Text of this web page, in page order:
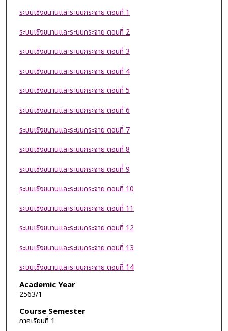
ระบบเชิงขนานและระบบกระจาย ตอนที่ 1
ระบบเชิงขนานและระบบกระจาย ตอนที่ 2
ระบบเชิงขนานและระบบกระจาย ตอนที่ 3
ระบบเชิงขนานและระบบกระจาย ตอนที่ 4
ระบบเชิงขนานและระบบกระจาย ตอนที่ 5
ระบบเชิงขนานและระบบกระจาย ตอนที่ 6
ระบบเชิงขนานและระบบกระจาย ตอนที่ 7
ระบบเชิงขนานและระบบกระจาย ตอนที่ 8
ระบบเชิงขนานและระบบกระจาย ตอนที่ 9
ระบบเชิงขนานและระบบกระจาย ตอนที่ 10
ระบบเชิงขนานและระบบกระจาย ตอนที่ 11
ระบบเชิงขนานและระบบกระจาย ตอนที่ 12
ระบบเชิงขนานและระบบกระจาย ตอนที่ 13
ระบบเชิงขนานและระบบกระจาย ตอนที่ 14
Academic Year
2563/1
Course Semester
ภาคเรียนที่ 1